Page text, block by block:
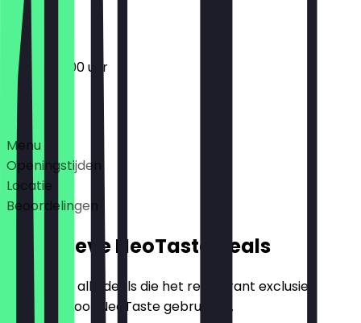
10:00 - 20:00 uur
Deals
Menu
Openingstijden
Locatie
Beoordelingen
Exclusieve NeoTaste Deals
Hier vind je alle deals die het restaurant exclusief
aanbiedt voor NeoTaste gebruikers.